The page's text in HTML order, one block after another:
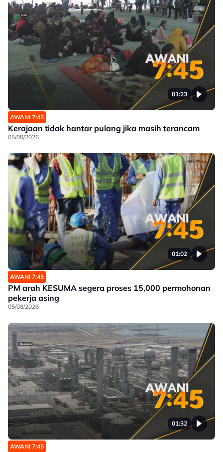
01:23
AWANI 7:45
Kerajaan tidak hantar pulang jika masih terancam
05/08/2026
01:02
AWANI 7:45
PM arah KESUMA segera proses 15,000 permohonan
pekerja asing
05/08/2026
01:32
AWANI 7:45